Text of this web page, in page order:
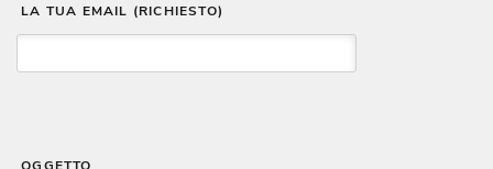
LA TUA EMAIL (RICHIESTO)
OGGETTO